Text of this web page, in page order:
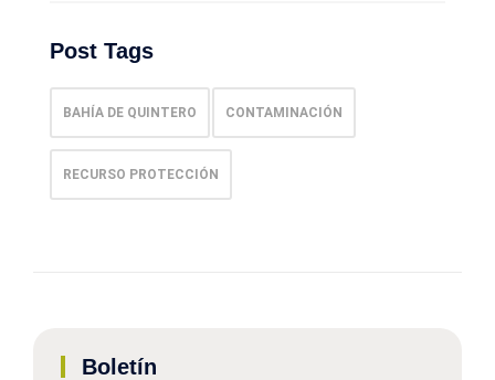
Post Tags
BAHÍA DE QUINTERO CONTAMINACIÓN
RECURSO PROTECCIÓN
Boletín